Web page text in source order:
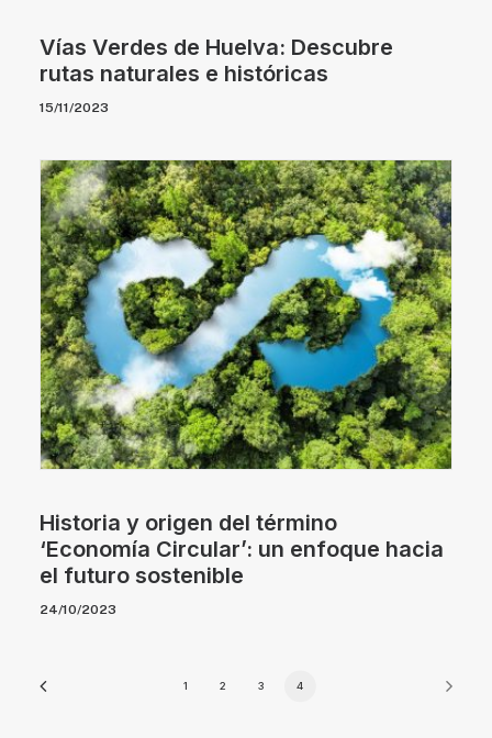
Vías Verdes de Huelva: Descubre
rutas naturales e históricas
15/11/2023
Historia y origen del término
‘Economía Circular’: un enfoque hacia
el futuro sostenible
24/10/2023
1 2 3 4